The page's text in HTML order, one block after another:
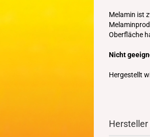
Melamin ist
Oberfläche
Nicht
Hergestellt